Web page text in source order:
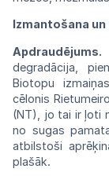
Izmantošana
degradācija,
Biotopu
izmaiņas
cēlonis Rietum
(NT),
jo tai ir ļoti
no sugas
atbilstoši
plašāk.